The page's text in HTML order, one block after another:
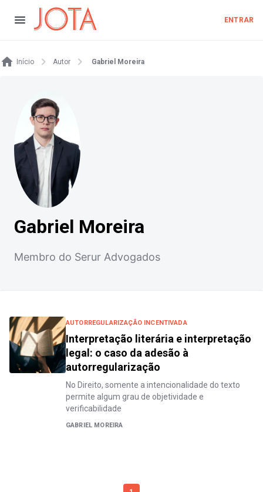
ENTRAR
Início Autor Gabriel Moreira
Gabriel Moreira
Membro do Serur Advogados
AUTORREGULARIZAÇÃO INCENTIVADA
Interpretação literária e interpretação
legal: o caso da adesão à
autorregularização
No Direito, somente a intencionalidade do texto
permite algum grau de objetividade e
verificabilidade
GABRIEL MOREIRA